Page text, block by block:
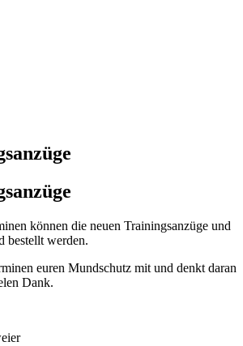
können die neuen Trainingsanzüge und
bestellt werden.
euren Mundschutz mit und denkt daran
Dank.